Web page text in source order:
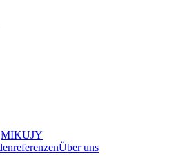
MIKUJY
Über uns